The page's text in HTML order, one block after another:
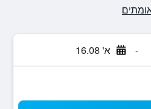
- א' 16.08